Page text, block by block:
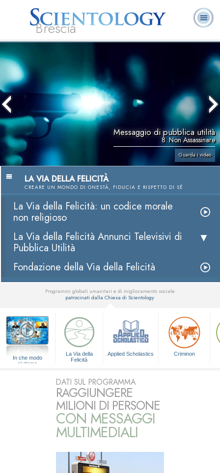
Brescia
Messaggio di pubblica utilità
8. Non Assassinare
Guarda i video
LA VIA DELLA FELICITÀ
CREARE UN MONDO DI ONESTÀ, FIDUCIA E RISPETTO DI SÉ
La Via della Felicità: un codice morale
non religioso
La Via della Felicità Annunci Televisivi di
Pubblica Utilità
Fondazione della Via della Felicità
Programmi globali umanitari e di miglioramento sociale
patrocinati dalla Chiesa di Scientology
In che modo
aiutiamo
La Via della
Felicità
Applied Scholastics Criminon
DATI SUL PROGRAMMA
RAGGIUNGERE
MILIONI DI PERSONE
CON MESSAGGI
MULTIMEDIALI